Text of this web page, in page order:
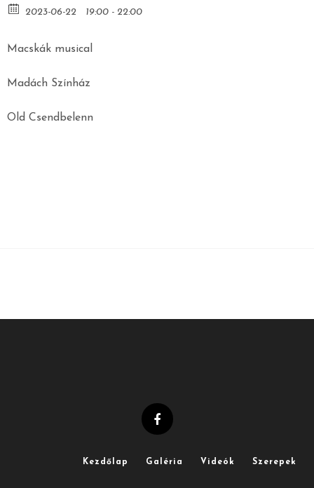
2023-06-22 19:00 - 22:00
Macskák musical
Madách Színház
Old Csendbelenn
Kezdőlap Galéria Videók Szerepek